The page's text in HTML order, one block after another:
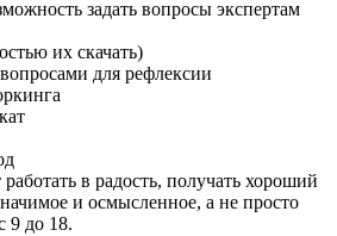
задать вопросы экспертам
их скачать)
для рефлексии
в радость, получать хороший
и осмысленное, а не просто
9 до 18.